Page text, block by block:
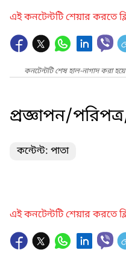
এই কনটেন্টটি শেয়ার করতে
কনটেন্টটি শেষ হাল-নাগাদ করা
প্রজ্ঞাপন/
কন্টেন্ট: পাতা
এই কনটেন্টটি শেয়ার করতে